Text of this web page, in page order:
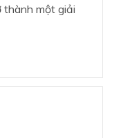
một giải